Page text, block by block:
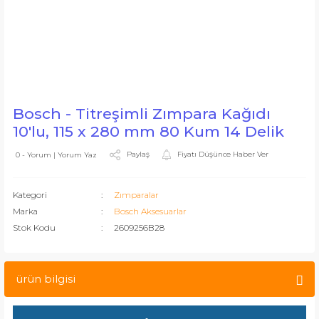
Bosch - Titreşimli Zımpara Kağıdı
10'lu, 115 x 280 mm 80 Kum 14 Delik
0 - Yorum | Yorum Yaz Paylaş Fiyatı Düşünce Haber Ver
Kategori
Zımparalar
Marka
Bosch Aksesuarlar
Stok Kodu
2609256B28
ürün bilgisi